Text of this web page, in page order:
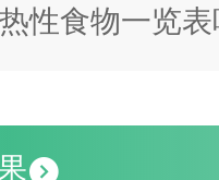
性食物一览